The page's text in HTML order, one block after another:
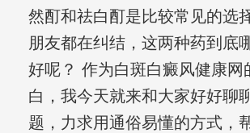
然酊和祛白酊是比较常见的选
朋友都在纠结，这两种药到底
好呢？ 作为白斑白癜风健康网
白，我今天就来和大家好好聊
题，力求用通俗易懂的方式，